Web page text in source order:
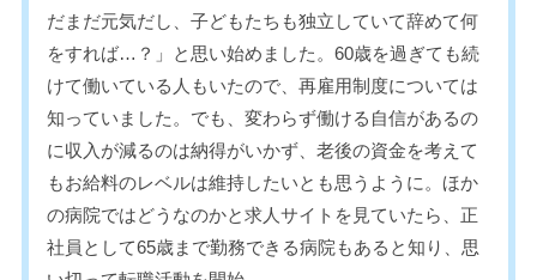
だまだ元気だし、子どもたちも独立していて辞めて何
をすれば…？」と思い始めました。60歳を過ぎても続
けて働いている人もいたので、再雇用制度については
知っていました。でも、変わらず働ける自信があるの
に収入が減るのは納得がいかず、老後の資金を考えて
もお給料のレベルは維持したいとも思うように。ほか
の病院ではどうなのかと求人サイトを見ていたら、正
社員として65歳まで勤務できる病院もあると知り、思